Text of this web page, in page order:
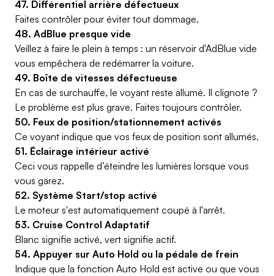
47. Différentiel arrière défectueux
Faites contrôler pour éviter tout dommage.
48. AdBlue presque vide
Veillez à faire le plein à temps : un réservoir d'AdBlue vide
vous empêchera de redémarrer la voiture.
49. Boîte de vitesses défectueuse
En cas de surchauffe, le voyant reste allumé. Il clignote ?
Le problème est plus grave. Faites toujours contrôler.
50. Feux de position/stationnement activés
Ce voyant indique que vos feux de position sont allumés.
51. Éclairage intérieur activé
Ceci vous rappelle d’éteindre les lumières lorsque vous
vous garez.
52. Système Start/stop activé
Le moteur s'est automatiquement coupé à l'arrêt.
53. Cruise Control Adaptatif
Blanc signifie activé, vert signifie actif.
54. Appuyer sur Auto Hold ou la pédale de frein
Indique que la fonction Auto Hold est active ou que vous